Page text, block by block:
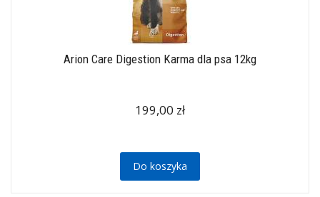
Arion Care Digestion Karma dla psa 12kg
199,00 zł
Do koszyka